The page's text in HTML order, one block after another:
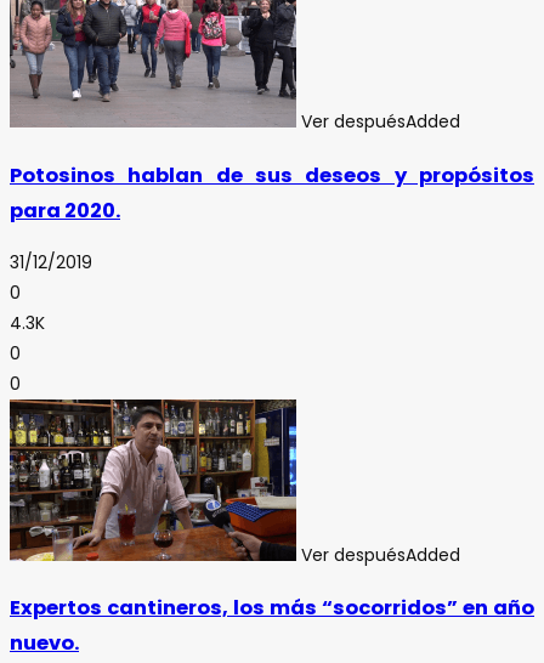
Ver despuésAdded
Potosinos hablan de sus deseos y propósitos
para 2020.
31/12/2019
0
4.3K
0
0
Ver despuésAdded
Expertos cantineros, los más “socorridos” en año
nuevo.